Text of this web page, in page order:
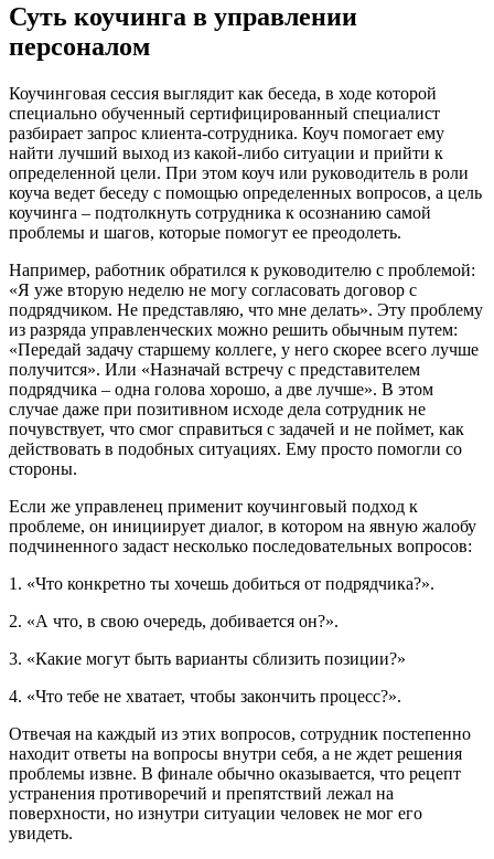
Суть коучинга в управлении
персоналом
Коучинговая сессия выглядит как беседа, в ходе которой
специально обученный сертифицированный специалист
разбирает запрос клиента-сотрудника. Коуч помогает ему
найти лучший выход из какой-либо ситуации и прийти к
определенной цели. При этом коуч или руководитель в роли
коуча ведет беседу с помощью определенных вопросов, а цель
коучинга – подтолкнуть сотрудника к осознанию самой
проблемы и шагов, которые помогут ее преодолеть.
Например, работник обратился к руководителю с проблемой:
«Я уже вторую неделю не могу согласовать договор с
подрядчиком. Не представляю, что мне делать». Эту проблему
из разряда управленческих можно решить обычным путем:
«Передай задачу старшему коллеге, у него скорее всего лучше
получится». Или «Назначай встречу с представителем
подрядчика – одна голова хорошо, а две лучше». В этом
случае даже при позитивном исходе дела сотрудник не
почувствует, что смог справиться с задачей и не поймет, как
действовать в подобных ситуациях. Ему просто помогли со
стороны.
Если же управленец применит коучинговый подход к
проблеме, он инициирует диалог, в котором на явную жалобу
подчиненного задаст несколько последовательных вопросов:
1. «Что конкретно ты хочешь добиться от подрядчика?».
2. «А что, в свою очередь, добивается он?».
3. «Какие могут быть варианты сблизить позиции?»
4. «Что тебе не хватает, чтобы закончить процесс?».
Отвечая на каждый из этих вопросов, сотрудник постепенно
находит ответы на вопросы внутри себя, а не ждет решения
проблемы извне. В финале обычно оказывается, что рецепт
устранения противоречий и препятствий лежал на
поверхности, но изнутри ситуации человек не мог его
увидеть.